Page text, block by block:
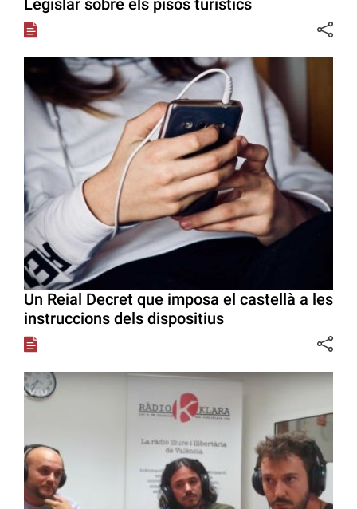
Legislar sobre els pisos turístics
Un Reial Decret que imposa el castellà a les
instruccions dels dispositius